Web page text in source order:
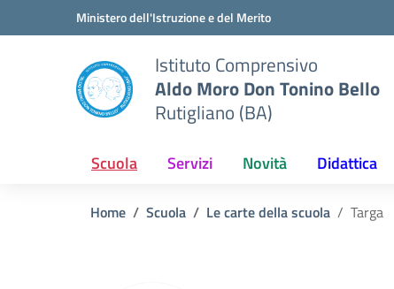
Vai ai contenuti
Vai al menu di navigazioneMinistero dell'Istruzione e del Merito
Istituto Comprensivo
Aldo Moro Don Tonino Bello
Rutigliano (BA)
Scuola Servizi Novità Didattica
Home Scuola Le carte della scuola Targa